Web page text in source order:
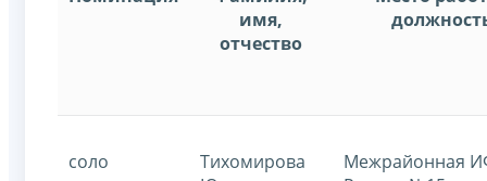
имя,
отчество
соло
Тихомирова
Межрайонная